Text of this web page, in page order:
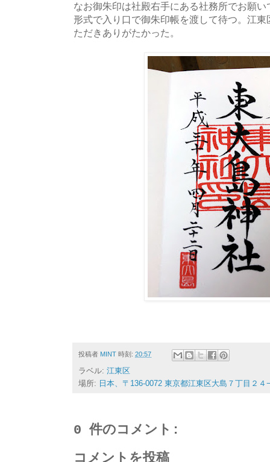
なお御朱印は社殿右手にある社務所でお願
形式で入り口で御朱印帳を渡して待つ。江
ただきありがたかった。
投稿者 MINT 時刻: 20:57
ラベル: 江東区
場所: 日本、〒136-0072 東京都江東区大島７丁目２４
0 件のコメント:
コメントを投稿